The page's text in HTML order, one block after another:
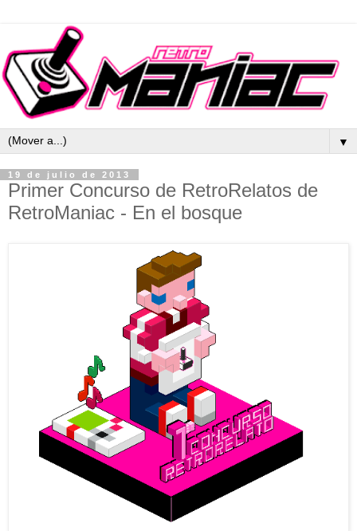
▼
19 de julio de 2013
Primer Concurso de RetroRelatos de
RetroManiac - En el bosque